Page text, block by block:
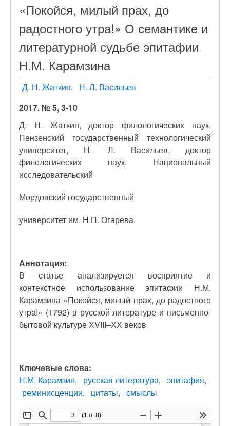
«Покойся, милый прах, до
радостного утра!» О семантике и
литературной судьбе эпитафии
Н.М. Карамзина
Д. Н. Жаткин
Н. Л. Васильев
2017. № 5, 3-10
Д. Н. Жаткин, доктор филологических наук,
Пензенский государственный технологический
университет, Н. Л. Васильев, доктор
филологических наук, Национальный
исследовательский
Мордовский государственный
университет им. Н.П. Огарева
Аннотация:
В статье анализируется восприятие и
контекстное использование эпитафии Н.М.
Карамзина «Покойся, милый прах, до радостного
утра!» (1792) в русской литературе и письменно-
бытовой культуре XVIII–XX веков
Ключевые слова:
Н.М. Карамзин
русская литература
эпитафия
реминисценции
цитаты смыслы